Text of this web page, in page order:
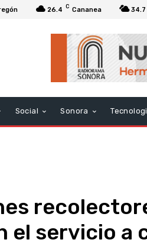
26.4 C Cananea 34.7
Social Sonora
el servicio a